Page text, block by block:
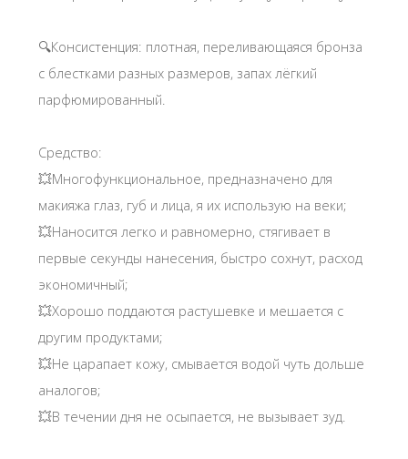
🔍Консистенция: плотная, переливающаяся бронза
с блестками разных размеров, запах лёгкий
парфюмированный.
Средство:
💥Многофункциональное, предназначено для
макияжа глаз, губ и лица, я их использую на веки;
💥Наносится легко и равномерно, стягивает в
первые секунды нанесения, быстро сохнут, расход
экономичный;
💥Хорошо поддаются растушевке и мешается с
другим продуктами;
💥Не царапает кожу, смывается водой чуть дольше
аналогов;
💥В течении дня не осыпается, не вызывает зуд.